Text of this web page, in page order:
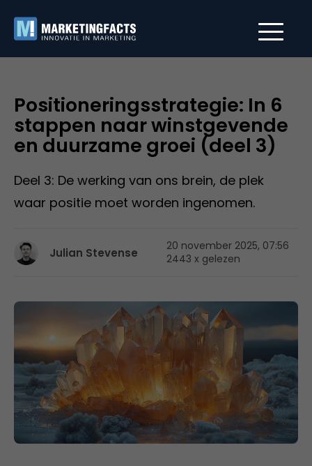
Positioneringsstrategie: In 6
stappen naar winstgevende
en duurzame groei (deel 3)
Deel 3: De werking van ons brein, de plek
waar positie moet worden ingenomen.
Julian Stevense
20 november 2025, 07:56
2443 x gelezen